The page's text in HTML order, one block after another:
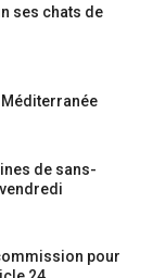
ses chats de
de sans-
pour